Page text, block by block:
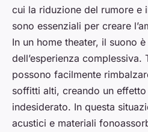
cui la riduzione del rumore e
sono essenziali per creare
In un home theater, il suono
dell’esperienza
possono facilmente
soffitti alti, creando un
indesiderato. In questa
acustici e materiali